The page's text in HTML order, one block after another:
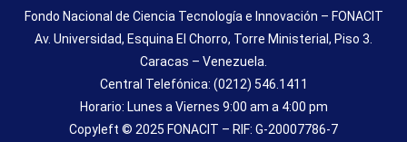
Fondo Nacional de Ciencia Tecnología e Innovación – FONACIT
Av. Universidad, Esquina El Chorro, Torre Ministerial, Piso 3.
Caracas – Venezuela.
Central Telefónica: (0212) 546.1411
Horario: Lunes a Viernes 9:00 am a 4:00 pm
Copyleft © 2025 FONACIT – RIF: G-20007786-7